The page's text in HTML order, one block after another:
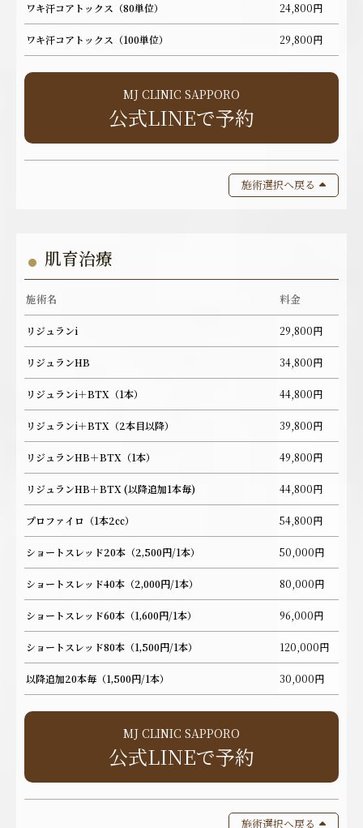
ワキ汗コアトックス（80単位） 24,800円
ワキ汗コアトックス（100単位） 29,800円
MJ CLINIC SAPPORO
公式LINEで予約
施術選択へ戻る
肌育治療
施術名 料金
リジュランi 29,800円
リジュランHB 34,800円
リジュランi＋BTX（1本） 44,800円
リジュランi＋BTX（2本目以降） 39,800円
リジュランHB＋BTX（1本） 49,800円
リジュランHB＋BTX (以降追加1本毎) 44,800円
プロファイロ（1本2㏄） 54,800円
ショートスレッド20本（2,500円/1本） 50,000円
ショートスレッド40本（2,000円/1本） 80,000円
ショートスレッド60本（1,600円/1本） 96,000円
ショートスレッド80本（1,500円/1本） 120,000円
以降追加20本毎（1,500円/1本） 30,000円
MJ CLINIC SAPPORO
公式LINEで予約
施術選択へ戻る